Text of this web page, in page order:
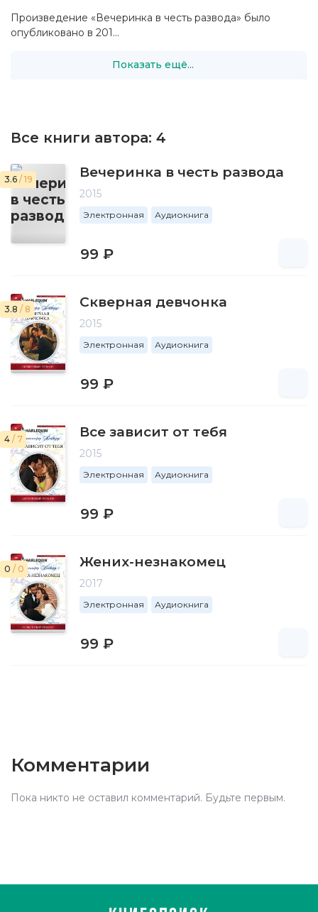
Произведение «Вечеринка в честь развода» было
опубликовано в 201...
Показать ещё...
Все книги автора: 4
3.6 / 19 Вечеринка в честь развода
2015
Электронная Аудиокнига
99 ₽
3.8 / 8 Скверная девчонка
2015
Электронная Аудиокнига
99 ₽
4 / 7 Все зависит от тебя
2015
Электронная Аудиокнига
99 ₽
0 / 0 Жених-незнакомец
2017
Электронная Аудиокнига
99 ₽
Комментарии
Пока никто не оставил комментарий. Будьте первым.